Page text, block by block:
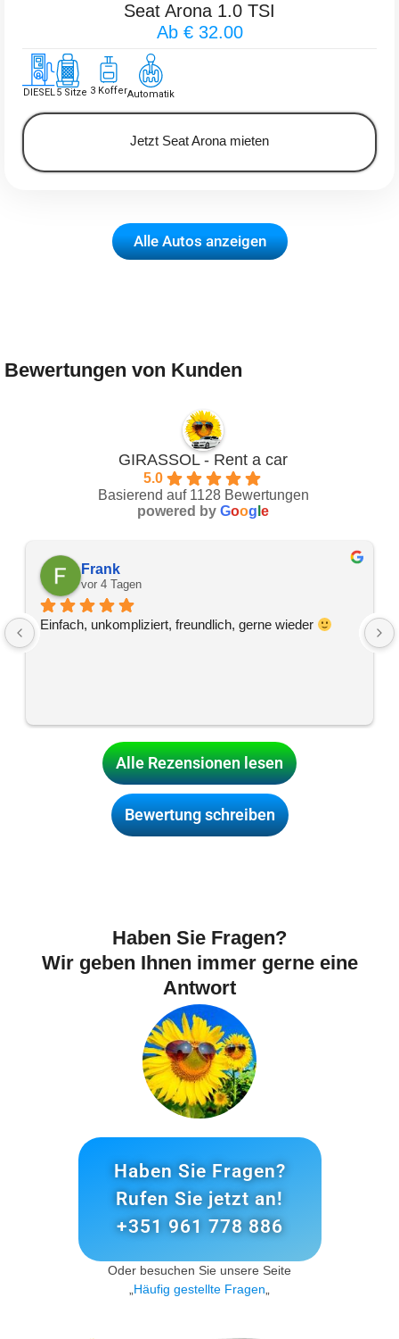
Seat Arona 1.0 TSI
Ab € 32.00
DIESEL5 Sitze 3 KofferAutomatik
Jetzt Seat Arona mieten
Alle Autos anzeigen
Bewertungen von Kunden
GIRASSOL - Rent a car
5.0
Basierend auf 1128 Bewertungen
powered by Goog e
Frank
vor 4 Tagen
Einfach, unkompliziert, freundlich, gerne wieder
Alle Rezensionen lesen
Bewertung schreiben
Haben Sie Fragen?
Wir geben Ihnen immer gerne eine
Antwort
Haben Sie Fragen?
Rufen Sie jetzt an!
+351 961 778 886
Oder besuchen Sie unsere Seite
Häufig gestellte Fragen